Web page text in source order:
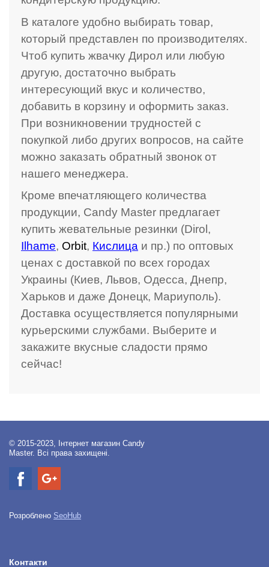
В каталоге удобно выбирать товар,
который представлен по производителях.
Чтоб купить жвачку Дирол или любую
другую, достаточно выбрать
интересующий вкус и количество,
добавить в корзину и оформить заказ.
При возникновении трудностей с
покупкой либо других вопросов, на сайте
можно заказать обратный звонок от
нашего менеджера.
Кроме впечатляющего количества
продукции, Candy Master предлагает
купить жевательные резинки (Dirol,
Ilhame, Orbit, Кислица и пр.) по оптовых
ценах с доставкой по всех городах
Украины (Киев, Львов, Одесса, Днепр,
Харьков и даже Донецк, Мариуполь).
Доставка осуществляется популярными
курьерскими службами. Выберите и
закажите вкусные сладости прямо
сейчас!
© 2015-2023, Інтернет магазин Candy
Master. Всі права захищені.
Розроблено SeoHub
Контакти